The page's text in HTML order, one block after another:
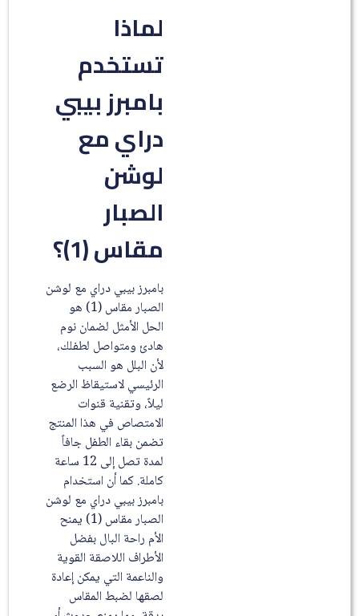
لماذا
تستخدم
بامبرز بيبي
دراي مع
لوشن
الصبار
مقاس (1)؟
بامبرز بيبي دراي مع لوشن
الصبار مقاس (1) هو
الحل الأمثل لضمان نوم
هادئ ومتواصل لطفلك،
لأن البلل هو السبب
الرئيسي لاستيقاظ الرضع
ليلاً، وتقنية قنوات
الامتصاص في هذا المنتج
تضمن بقاء الطفل جافاً
لمدة تصل إلى 12 ساعة
كاملة. كما أن استخدام
بامبرز بيبي دراي مع لوشن
الصبار مقاس (1) يمنح
الأم راحة البال بفضل
الأطراف اللاصقة القوية
والناعمة التي يمكن إعادة
لصقها لضبط المقاس